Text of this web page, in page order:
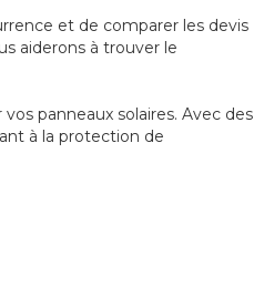
et de comparer les devis
aiderons à trouver le
panneaux solaires. Avec des
à la protection de